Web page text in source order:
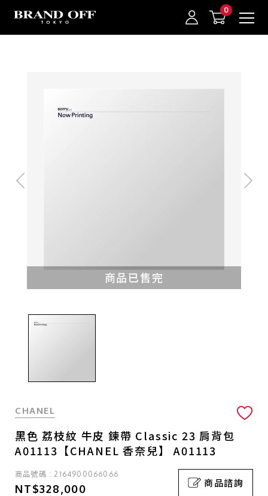
中古名牌業界No.1的BRAND OFF。BRAND OFF官網購物/h1>
登入/註冊
商品已售完
CHANEL
黑色 荔枝紋 牛皮 鍊帶 Classic 23 肩背包
A01113【CHANEL 香奈兒】 A01113
商品號碼 : 2164900066066
NT$328,000 商品諮詢